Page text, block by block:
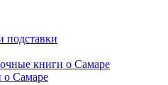
книги о Самаре
о Самаре